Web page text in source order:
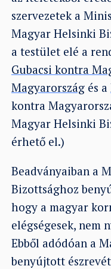
szervezetek a
Magyar Helsinki
a testület elé a
Gubacsi kontra
Magyarországés a
kontra
Magyar Helsinki
érhető el.)
Beadványaiban a
Bizottsághoz
hogy a magyar
elégségesek, nem
Ebből adódóan a
benyújtott